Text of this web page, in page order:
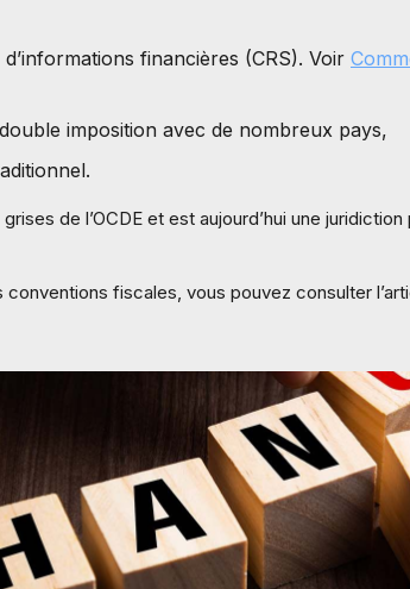
financières (CRS). Voir
imposition avec de nombreux pays,
de l’OCDE et est aujourd’hui une
fiscales, vous pouvez consulter